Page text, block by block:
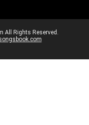
All Rights Reserved.